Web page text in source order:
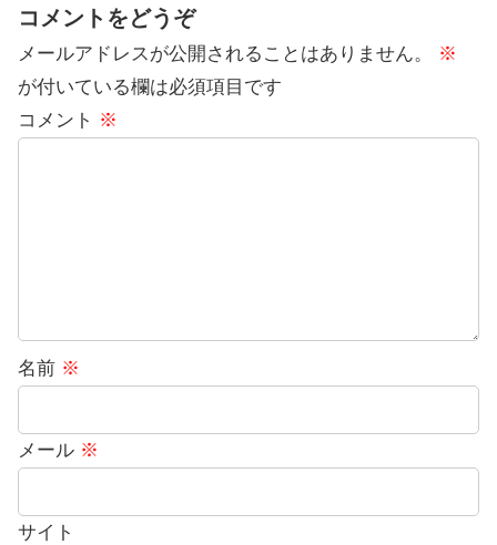
コメントをどうぞ
メールアドレスが公開されることはありません。
※
が付いている欄は必須項目です
コメント ※
名前 ※
メール ※
サイト